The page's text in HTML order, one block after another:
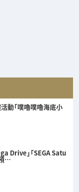
動「噗嚕噗嚕海底小
Drive」「SEGA Satu
…